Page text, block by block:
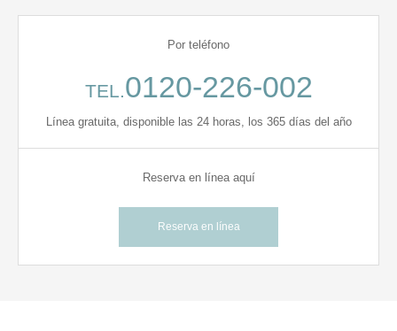
Por teléfono
TEL.0120-226-002
Línea gratuita, disponible las 24 horas, los 365 días del año
Reserva en línea aquí
Reserva en línea